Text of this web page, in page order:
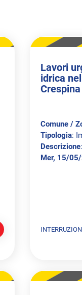
Lavori
idrica
Comune /
Tipologia:
Descrizione
Mer, 15/